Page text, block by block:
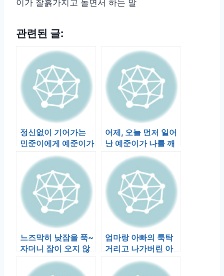
이가 찰흙가지고 놀면서 하는 말
관련된 글:
정신없이 기어가는
민준이에게 예준이가
노래 한다. “그대로
멈춰라~”…
어제, 오늘 먼저 일어
난 예준이가 나를 깨
워 제일 먼저 한 일은
쵸콜릿 …
느즈막히 낮잠을 푹~
자더니 잠이 오지 않
았나 부다. 민준이가
누워 있는…
엄마랑 아빠의 툭탁
거리고 나가버린 아
빠의 부재를 예준인
자꾸 상기시키며…